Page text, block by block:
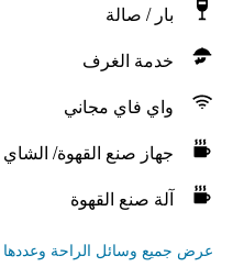
بار / صالة
خدمة الغرف
واي فاي مجاني
جهاز صنع القهوة/ الشاي
آلة صنع القهوة
عرض جميع وسائل الراحة وعددها 107